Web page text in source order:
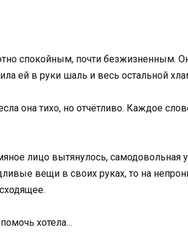
спокойным, почти безжизненным.
ей в руки шаль и весь остальной
она тихо, но отчётливо. Каждое
лицо вытянулось, самодовольная
вещи в своих руках, то на
хотела…